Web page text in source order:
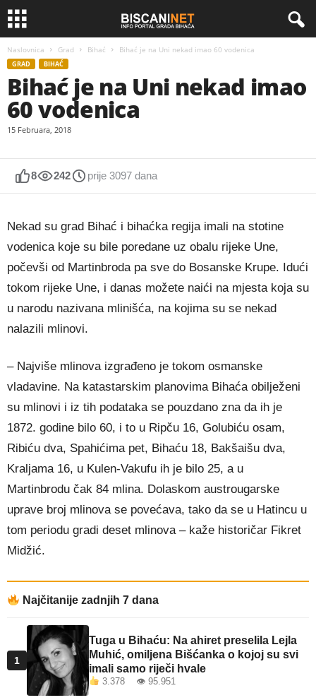
Naslovnica Grad Bihać Bihać je na Uni nekad imao 60 vodenica
GRAD BIHAĆ
Bihać je na Uni nekad imao
60 vodenica
15 Februara, 2018
8 242 prije 3097 dana
Nekad su grad Bihać i bihaćka regija imali na stotine
vodenica koje su bile poredane uz obalu rijeke Une,
počevši od Martinbroda pa sve do Bosanske Krupe. Idući
tokom rijeke Une, i danas možete naići na mjesta koja su
u narodu nazivana mlinišća, na kojima su se nekad
nalazili mlinovi.
– Najviše mlinova izgrađeno je tokom osmanske
vladavine. Na katastarskim planovima Bihaća obilježeni
su mlinovi i iz tih podataka se pouzdano zna da ih je
1872. godine bilo 60, i to u Ripču 16, Golubiću osam,
Ribiću dva, Spahićima pet, Bihaću 18, Bakšaišu dva,
Kraljama 16, u Kulen-Vakufu ih je bilo 25, a u
Martinbrodu čak 84 mlina. Dolaskom austrougarske
uprave broj mlinova se povećava, tako da se u Hatincu u
tom periodu gradi deset mlinova – kaže historičar Fikret
Midžić.
Najčitanije zadnjih 7 dana
1
Tuga u Bihaću: Na ahiret preselila Lejla
Muhić, omiljena Bišćanka o kojoj su svi
imali samo riječi hvale
3.378 👁 95.951